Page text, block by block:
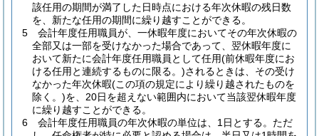
該任用の期間が満了した日時点における年次休暇の残日数
を、新たな任用の期間に繰り越すことができる。
5
会計年度任用職員が、一休暇年度においてその年次休暇の
全部又は一部を受けなかった場合であって、翌休暇年度に
おいて新たに会計年度任用職員として任用(前休暇年度にお
ける任用と連続するものに限る。)されるときは、その受け
なかった年次休暇(この項の規定により繰り越されたものを
除く。)を、20日を超えない範囲内において当該翌休暇年度
に繰り越すことができる。
6
会計年度任用職員の年次休暇の単位は、1日とする。 ただ